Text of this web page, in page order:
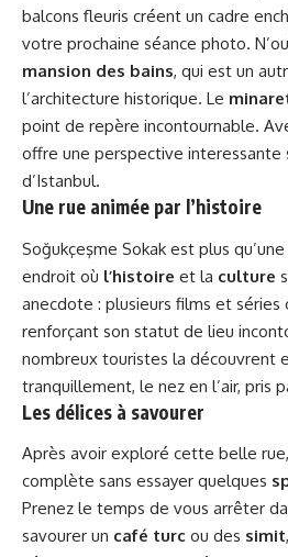
balcons fleuris créent un cadre
votre prochaine séance photo.
mansion des bains, qui est un
l’architecture historique. Le
point de repère incontournable.
offre une perspective interessante
d’Istanbul.
Une rue animée par l’histoire
Soğukçeşme Sokak est plus
endroit où l’histoire et la culture
anecdote : plusieurs films et séries
renforçant son statut de lieu
nombreux touristes la découvrent
tranquillement, le nez en l’air, pris
Les délices à savourer
Après avoir exploré cette belle
complète sans essayer quelques
Prenez le temps de vous arrêter
savourer un café turc ou des simit